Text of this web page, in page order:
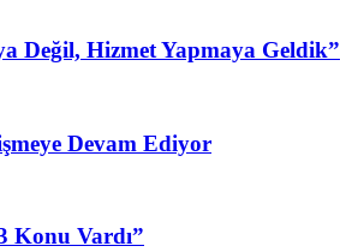
Değil, Hizmet Yapmaya Geldik”
Devam Ediyor
Konu Vardı”